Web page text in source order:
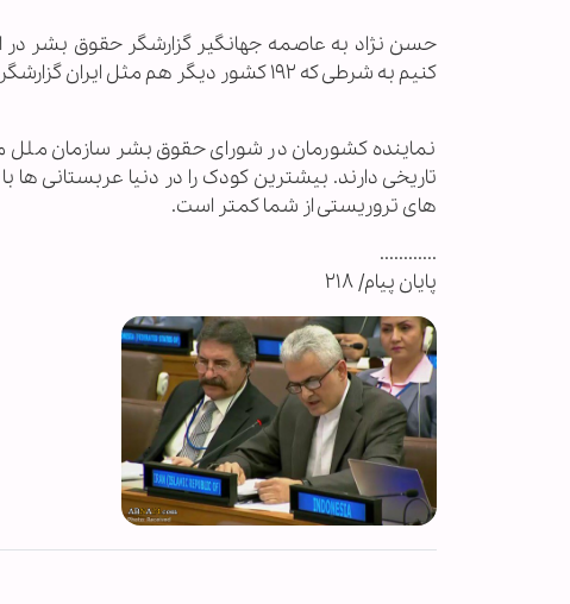
حسن نژاد به عاصمه جهانگیر گزارشگر حقوق بشر در
کنیم به شرطی که ۱۹۲ کشور دیگر هم مثل ایران گزارشگر حقوق بشر داشته باشند.
نماینده کشورمان در شورای حقوق بشر سازمان ملل
تاریخی دارند. بیشترین کودک را در دنیا عربستانی
های تروریستی از شما کمتر است.
............
پایان پیام/ ۲۱۸